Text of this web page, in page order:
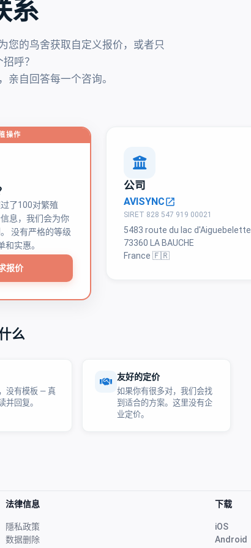
系
您的鸟舍获取自定义报价，或者只
呼？
亲自回答每一个咨询。
操作
了100对繁殖
息，我们会为你
没有严格的等级
实惠。
报价
公司
AVISYNCopen_in_new
SIRET 828 547 919 00021
5483 route du lac d'Aiguebelette
73360 LA BAUCHE
France 🇫🇷
么
没有模板 — 真
并回复。
友好的定价
如果你有很多对，我们会找
到适合的方案。这里没有企
业定价。
法律信息
隱私政策
数据删除
下载
iOS
Android